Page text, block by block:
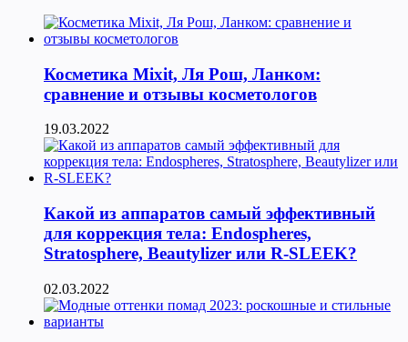
Косметика Мixit, Ля Рош, Ланком:
сравнение и отзывы косметологов
19.03.2022
Какой из аппаратов самый эффективный
для коррекция тела: Endospheres,
Stratosphere, Beautylizer или R-SLEEK?
02.03.2022